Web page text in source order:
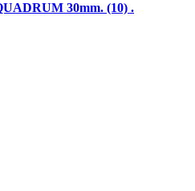
30mm. (10) .